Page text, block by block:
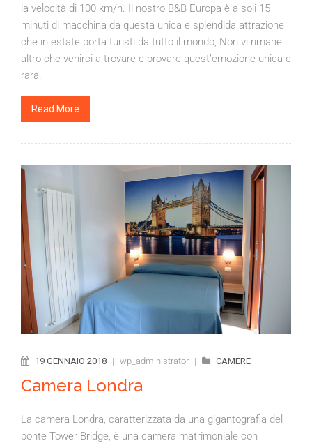
la velocità di 100 km/h. Il nostro B&B Europa è a soli 15
minuti di macchina da questa unica e splendida attrazione
che in estate porta turisti da tutto il mondo, Non vi rimane
altro che venirci a trovare e provare quest’emozione unica e
rara.
Read More
19 GENNAIO 2018 | wp_administrator | CAMERE
Camera Londra
La camera Londra, caratterizzata da una gigantografia del
ponte Tower Bridge, è una camera matrimoniale con